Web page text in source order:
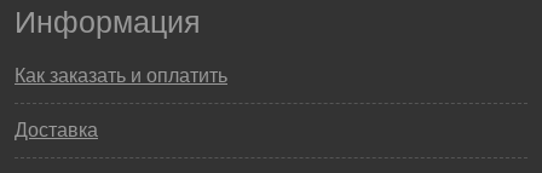
Информация
Как заказать и оплатить
Доставка